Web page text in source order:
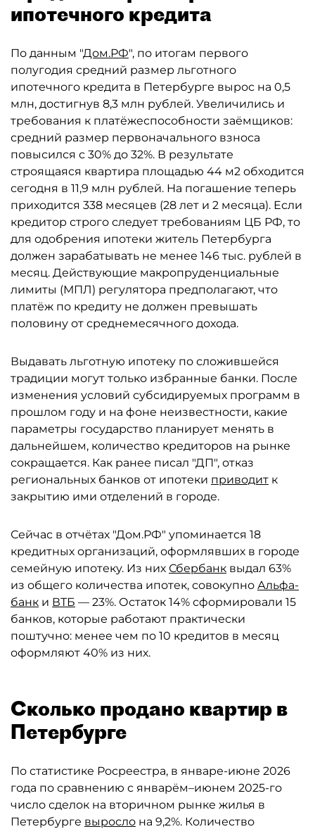
ипотечного кредита
По данным "Дом.РФ", по итогам первого
полугодия средний размер льготного
ипотечного кредита в Петербурге вырос на 0,5
млн, достигнув 8,3 млн рублей. Увеличились и
требования к платёжеспособности заёмщиков:
средний размер первоначального взноса
повысился с 30% до 32%. В результате
строящаяся квартира площадью 44 м2 обходится
сегодня в 11,9 млн рублей. На погашение теперь
приходится 338 месяцев (28 лет и 2 месяца). Если
кредитор строго следует требованиям ЦБ РФ, то
для одобрения ипотеки житель Петербурга
должен зарабатывать не менее 146 тыс. рублей в
месяц. Действующие макропруденциальные
лимиты (МПЛ) регулятора предполагают, что
платёж по кредиту не должен превышать
половину от среднемесячного дохода.
Выдавать льготную ипотеку по сложившейся
традиции могут только избранные банки. После
изменения условий субсидируемых программ в
прошлом году и на фоне неизвестности, какие
параметры государство планирует менять в
дальнейшем, количество кредиторов на рынке
сокращается. Как ранее писал "ДП", отказ
региональных банков от ипотеки приводит к
закрытию ими отделений в городе.
Сейчас в отчётах "Дом.РФ" упоминается 18
кредитных организаций, оформлявших в городе
семейную ипотеку. Из них Сбербанк выдал 63%
из общего количества ипотек, совокупно Альфа-
банк и ВТБ — 23%. Остаток 14% сформировали 15
банков, которые работают практически
поштучно: менее чем по 10 кредитов в месяц
оформляют 40% из них.
Сколько продано квартир в
Петербурге
По статистике Росреестра, в январе-июне 2026
года по сравнению с январём–июнем 2025-го
число сделок на вторичном рынке жилья в
Петербурге выросло на 9,2%. Количество